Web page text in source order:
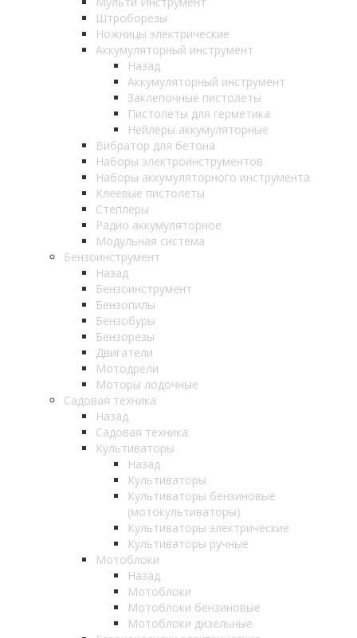
Штроборезы
Ножницы электрические
Аккумуляторный инструмент
Назад
Аккумуляторный инструмент
Заклепочные пистолеты
Пистолеты для герметика
Нейлеры аккумуляторные
Вибратор для бетона
Наборы электроинструментов
Наборы аккумуляторного инструмента
Клеевые пистолеты
Степлеры
Радио аккумуляторное
Модульная система
Бензоинструмент
Назад
Бензоинструмент
Бензопилы
Бензобуры
Бензорезы
Двигатели
Мотодрели
Моторы лодочные
Садовая техника
Назад
Садовая техника
Культиваторы
Назад
Культиваторы
Культиваторы бензиновые
(мотокультиваторы)
Культиваторы электрические
Культиваторы ручные
Мотоблоки
Назад
Мотоблоки
Мотоблоки бензиновые
Мотоблоки дизельные